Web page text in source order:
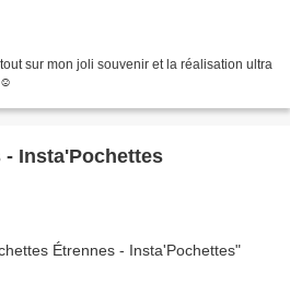
sur mon joli souvenir et la réalisation ultra
☺
- Insta'Pochettes